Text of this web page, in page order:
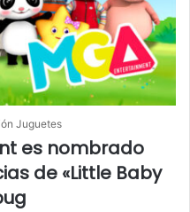
Juguetes
es nombrado
de «Little Baby